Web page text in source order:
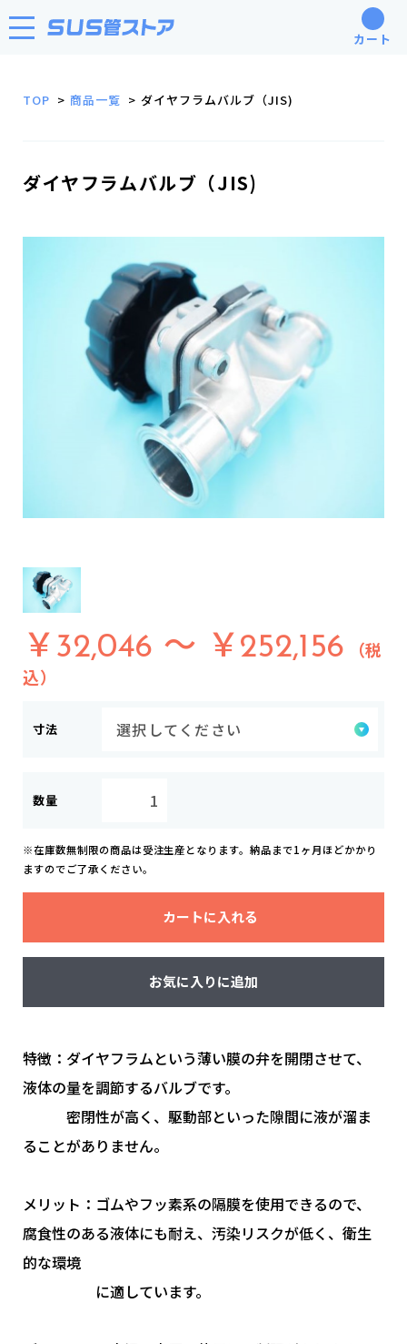
カート
TOP 商品一覧 ダイヤフラムバルブ（JIS)
ダイヤフラムバルブ（JIS)
￥32,046 ～ ￥252,156
（税
込）
寸法
数量
※在庫数無制限の商品は受注生産となります。納品まで1ヶ月ほどかかり
ますのでご了承ください。
カートに入れる
お気に入りに追加
特徴：ダイヤフラムという薄い膜の弁を開閉させて、
液体の量を調節するバルブです。
密閉性が高く、駆動部といった隙間に液が溜ま
ることがありません。
メリット：ゴムやフッ素系の隔膜を使用できるので、
腐食性のある液体にも耐え、汚染リスクが低く、衛生
的な環境
に適しています。